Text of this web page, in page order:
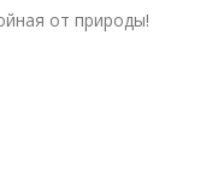
от природы!